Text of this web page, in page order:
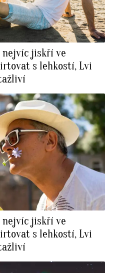
nejvíc jiskří ve
s lehkostí, Lvi
nejvíc jiskří ve
s lehkostí, Lvi